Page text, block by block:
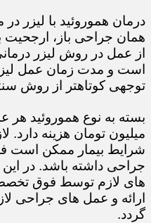
درمان هموروئید با لیزر
همان جراحی باز، ارجحیت
از عمل در روش لیزر
است و مدت زمان عمل
توجهی کوتاهتر از روش
میلیون تومان هزینه دارد.
شرایط بیمار ممکن است
جراحی داشته باشد. در
های لازم توسط فوق
ارائه و عمل های جراحی
گردد.